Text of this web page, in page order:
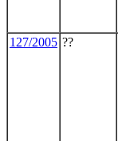
127/2005 ??